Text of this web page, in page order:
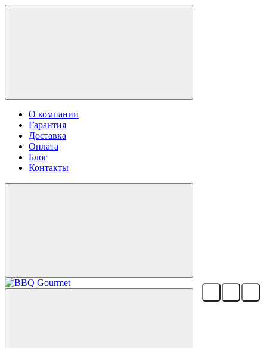
О компании
Гарантия
Доставка
Оплата
Блог
Контакты